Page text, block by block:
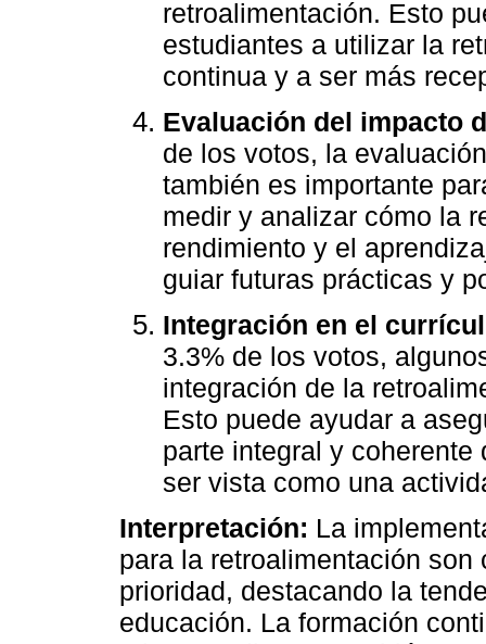
retroalimentación. Esto
estudiantes a utilizar la
continua y a ser más
Evaluación del impacto
de los votos, la
también es importante
medir y analizar cómo la
rendimiento y el
guiar futuras prácticas y
Integración en el
3.3% de los votos,
integración de la
Esto puede ayudar a
parte integral y
ser vista como una
Interpretación: La
para la retroalimentación
prioridad, destacando la
educación. La formación